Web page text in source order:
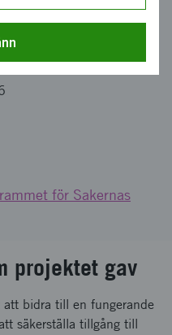
för Sakernas
projektet gav
att bidra till en fungerande
säkerställa tillgång till